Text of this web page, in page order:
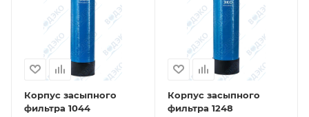
Корпус засыпного
фильтра 1044
Корпус засыпного
фильтра 1248